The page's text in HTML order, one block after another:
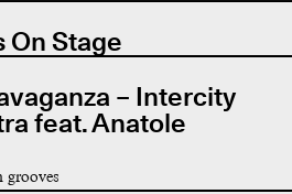
On Stage
– Intercity
feat. Anatole
grooves